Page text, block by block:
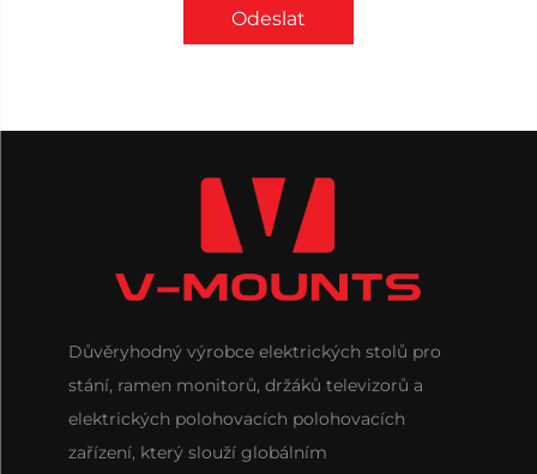
Odeslat
Důvěryhodný výrobce elektrických stolů pro
stání, ramen monitorů, držáků televizorů a
elektrických polohovacích polohovacích
zařízení, který slouží globálním